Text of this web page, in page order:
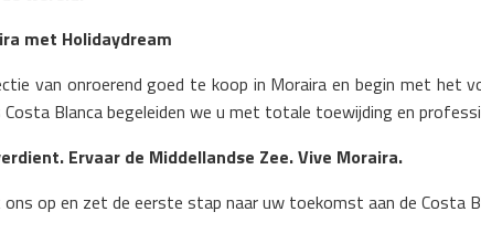
met Holidaydream
van onroerend goed te koop in Moraira en begin met
Costa Blanca begeleiden we u met totale toewijding en
Ervaar de Middellandse Zee. Vive Moraira.
op en zet de eerste stap naar uw toekomst aan de Costa